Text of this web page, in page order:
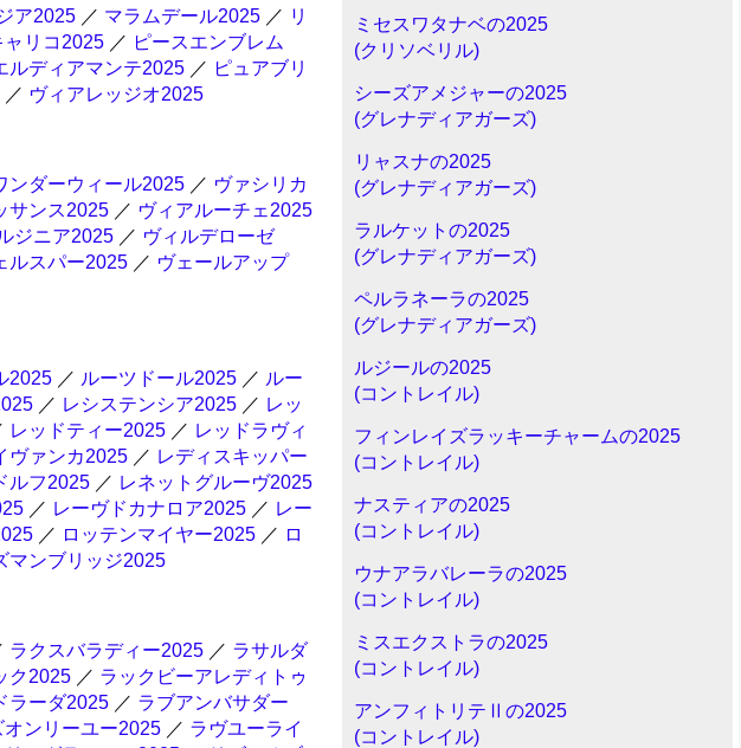
ミセスワタナベの2025
(クリソベリル)
シーズアメジャーの2025
(グレナディアガーズ)
リャスナの2025
(グレナディアガーズ)
ラルケットの2025
(グレナディアガーズ)
ペルラネーラの2025
(グレナディアガーズ)
ルジールの2025
(コントレイル)
フィンレイズラッキーチャームの2025
(コントレイル)
ナスティアの2025
(コントレイル)
ウナアラバレーラの2025
(コントレイル)
ミスエクストラの2025
(コントレイル)
アンフィトリテⅡの2025
(コントレイル)
ア2025 ／ マラムデール2025 ／ リ
ャリコ2025 ／ ピースエンブレム
ルディアマンテ2025 ／ ピュアブリ
／ ヴィアレッジオ2025
ンダーウィール2025 ／ ヴァシリカ
サンス2025 ／ ヴィアルーチェ2025
ジニア2025 ／ ヴィルデローゼ
ルスパー2025 ／ ヴェールアップ
2025 ／ ルーツドール2025 ／ ルー
／ レシステンシア2025 ／ レッ
レッドティー2025 ／ レッドラヴィ
ヴァンカ2025 ／ レディスキッパー
ルフ2025 ／ レネットグルーヴ2025
／ レーヴドカナロア2025 ／ レー
／ ロッテンマイヤー2025 ／ ロ
マンブリッジ2025
ラクスバラディー2025 ／ ラサルダ
ク2025 ／ ラックビーアレディトゥ
ラーダ2025 ／ ラブアンバサダー
オンリーユー2025 ／ ラヴユーライ